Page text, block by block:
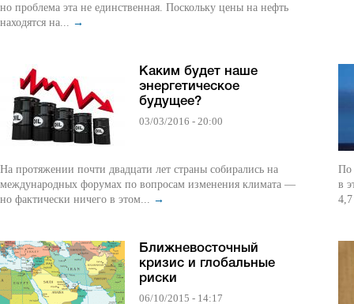
но проблема эта не единственная. Поскольку цены на нефть
находятся на... →
Каким будет наше
энергетическое
будущее?
03/03/2016 - 20:00
На протяжении почти двадцати лет страны собирались на
международных форумах по вопросам изменения климата —
но фактически ничего в этом... →
Ближневосточный
кризис и глобальные
риски
06/10/2015 - 14:17
По
в этом